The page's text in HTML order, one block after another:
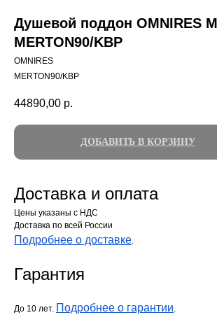
Душевой поддон OMNIRES
MERTON90/KBP
OMNIRES
MERTON90/KBP
44890,00 р.
ДОБАВИТЬ В КОРЗИНУ
Доставка и оплата
Цены указаны с НДС
Доставка по всей России
Подробнее о доставке.
Гарантия
До 10 лет. Подробнее о гарантии.